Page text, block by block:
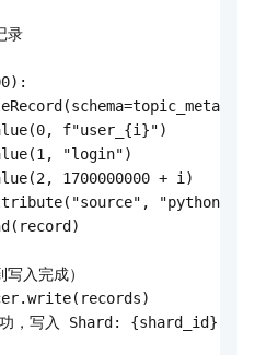
录
f"user_{i}")
"login")
1700000000 + i)
"python-
入完成）
，写入 Shard: {shard_id}")